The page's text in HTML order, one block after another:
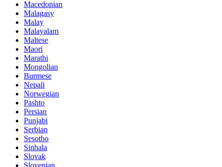
Macedonian
Malagasy
Malay
Malayalam
Maltese
Maori
Marathi
Mongolian
Burmese
Nepali
Norwegian
Pashto
Persian
Punjabi
Serbian
Sesotho
Sinhala
Slovak
Slovenian